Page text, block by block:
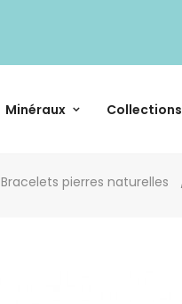
Minéraux Collections
Bracelets pierres naturelles